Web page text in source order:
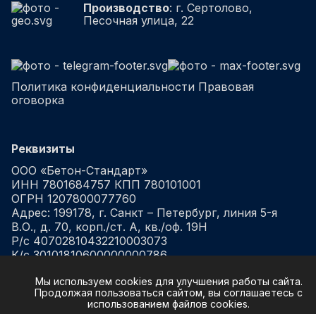
Производство: г. Сертолово,
Песочная улица, 22
Политика конфиденциальности Правовая
оговорка
Реквизиты
ООО «Бетон-Стандарт»
ИНН 7801684757 КПП 780101001
ОГРН 1207800077760
Адрес: 199178, г. Санкт – Петербург, линия 5-я
В.О., д. 70, корп./ст. А, кв./оф. 19Н
Р/с 40702810432210003073
К/с 30101810600000000786
в ФИЛИАЛ "САНКТ-ПЕТЕРБУРГСКИЙ" АО
"АЛЬФА-БАНК"
Мы используем cookies для улучшения работы сайта.
Продолжая пользоваться сайтом, вы соглашаетесь с
использованием файлов cookies.